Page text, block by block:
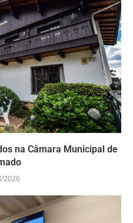
na Câmara Municipal de
2026